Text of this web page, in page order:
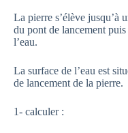
La pierre s’élève jusqu’à
du pont de lancement
l’eau.
La surface de l’eau est
de lancement de la pierre.
1- calculer :